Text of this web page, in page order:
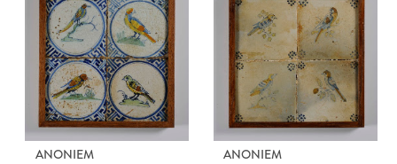
ANONIEM ANONIEM